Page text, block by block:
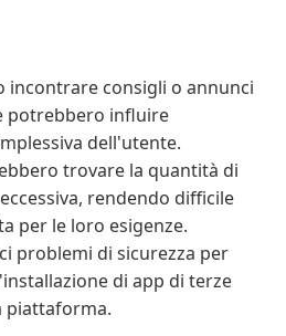
incontrare consigli o annunci
potrebbero influire
dell'utente.
trovare la quantità di
rendendo difficile
per le loro esigenze.
problemi di sicurezza per
di app di terze
piattaforma.